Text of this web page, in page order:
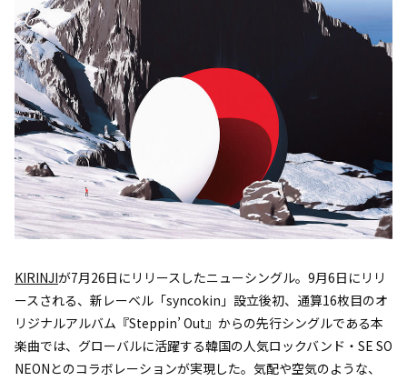
KIRINJIが7月26日にリリースしたニューシングル。9月6日にリリ
ースされる、新レーベル「syncokin」設立後初、通算16枚目のオ
リジナルアルバム『Steppin’ Out』からの先行シングルである本
楽曲では、グローバルに活躍する韓国の人気ロックバンド・SE SO
NEONとのコラボレーションが実現した。気配や空気のような、